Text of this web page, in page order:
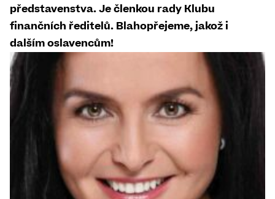
představenstva. Je členkou rady Klubu
finančních ředitelů. Blahopřejeme, jakož i
dalším oslavencům!